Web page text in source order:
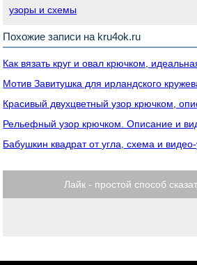
узоры и схемы
Похожие записи на kru4ok.ru
Как вязать круг и овал крючком,
Мотив Завитушка для ирландского
Красивый двухцветный узор крючком,
Рельефный узор крючком. Описание и
Бабушкин квадрат от угла, схема и
Лайк - простой способ